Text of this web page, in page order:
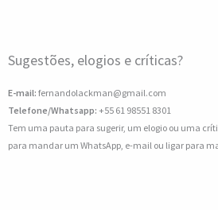
Sugestões, elogios e críticas?
E-mail: fernandolackman@gmail.com
Telefone/Whatsapp: +55 61 98551 8301
Tem uma pauta para sugerir, um elogio ou uma
para mandar um WhatsApp, e-mail ou ligar para